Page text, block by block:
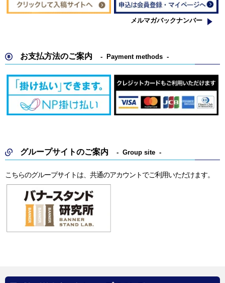
メルマガバックナンバー
お支払方法のご案内 Payment methods
グループサイトのご案内 Group site
こちらのグループサイトは、共通のアカウントでご利用いただけます。